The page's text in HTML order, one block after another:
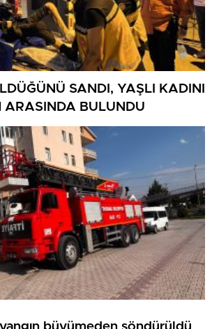
SANDI, YAŞLI KADINI
ARASINDA BULUNDU